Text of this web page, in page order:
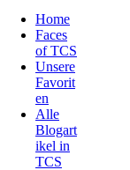
Home
Faces
of TCS
Unsere
Favorit
en
Alle
Blogart
ikel in
TCS